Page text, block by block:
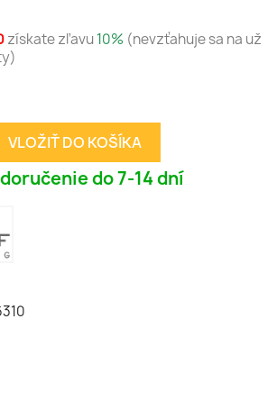
získate zľavu10% (nevzťahuje sa na už
VLOŽIŤ DO KOŠÍKA
do 7-14 dní